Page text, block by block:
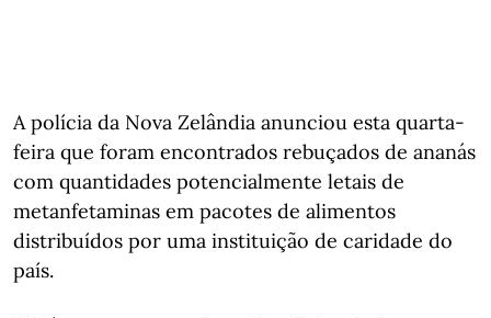
A polícia da Nova Zelândia anunciou esta quarta-
feira que foram encontrados rebuçados de ananás
com quantidades potencialmente letais de
metanfetaminas em pacotes de alimentos
distribuídos por uma instituição de caridade do
país.